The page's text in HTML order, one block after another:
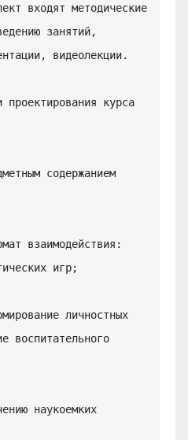
входят методические
занятий,
видеолекции.
проектирования курса
содержанием
взаимодействия:
игр;
личностных
воспитательного
наукоемких